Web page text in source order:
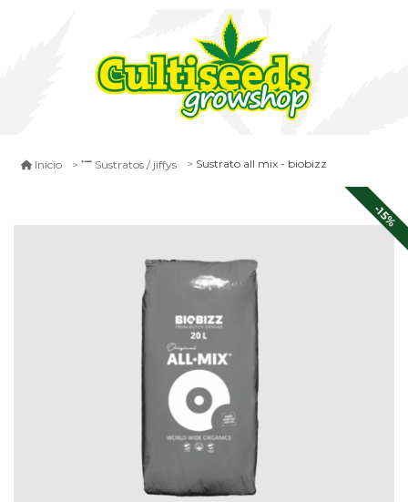
Inicio Sustratos / jiffys Sustrato all mix - biobizz
-15%